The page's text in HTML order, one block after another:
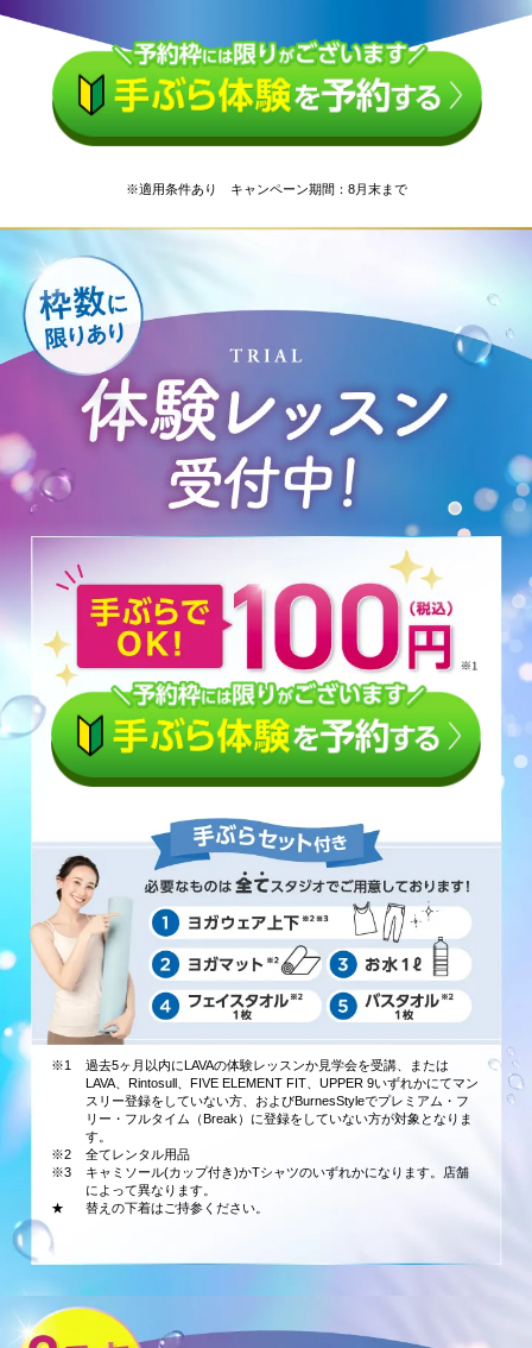
※適用条件あり キャンペーン期間：8月末まで
※1
過去5ヶ月以内にLAVAの体験レッスンか見学会を受講、または
LAVA、Rintosull、FIVE ELEMENT FIT、UPPER 9いずれかにてマン
スリー登録をしていない方、およびBurnesStyleでプレミアム・フ
リー・フルタイム（Break）に登録をしていない方が対象となりま
す。
※2
全てレンタル用品
※3
キャミソール(カップ付き)かTシャツのいずれかになります。店舗
によって異なります。
★
替えの下着はご持参ください。